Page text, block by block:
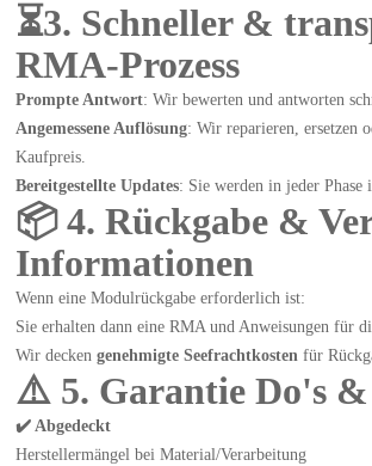
⏳3. Schneller &
RMA-Prozess
Prompte Antwort: Wir bewerten und antworten
Angemessene Auflösung: Wir reparieren, ersetzen
Kaufpreis.
Bereitgestellte Updates: Sie werden in jeder Phase
📦 4. Rückgabe &
Informationen
Wenn eine Modulrückgabe erforderlich ist:
Sie erhalten dann eine RMA und Anweisungen für
Wir deckengenehmigte Seefrachtkosten für
⚠️ 5. Garantie Do's
✔️ Abgedeckt
Herstellermängel bei Material/Verarbeitung